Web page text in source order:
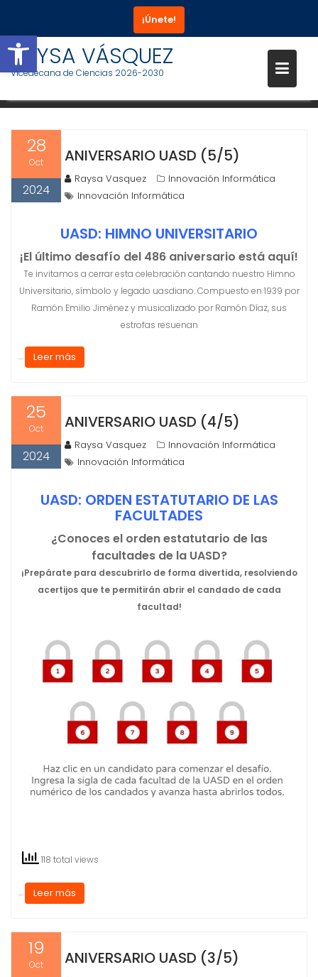
Abrir barra de herramientas
Saltar
contenido
¡Únete!
RAYSA VÁSQUEZ
Vicedecana de Ciencias 2026-2030
CATEGORÍA:INNOVACIÓN
INFORMÁTICA
28
Oct
2024
ANIVERSARIO UASD (5/5)
Raysa Vasquez
Innovación Informática
Innovación Informática
UASD: HIMNO UNIVERSITARIO
¡El último desafío del 486 aniversario está aquí!
Te invitamos a cerrar esta celebración cantando nuestro Himno
Universitario, símbolo y legado uasdiano. Compuesto en 1939 por
Ramón Emilio Jiménez y musicalizado por Ramón Díaz, sus
estrofas resuenan
… Leer más
25
Oct
2024
ANIVERSARIO UASD (4/5)
Raysa Vasquez
Innovación Informática
Innovación Informática
UASD: ORDEN ESTATUTARIO DE LAS
FACULTADES
¿Conoces el orden estatutario de las
facultades de la UASD?
¡Prepárate para descubrirlo de forma divertida, resolviendo
acertijos que te permitirán abrir el candado de cada
facultad!
118 total views
… Leer más
19
Oct ANIVERSARIO UASD (3/5)